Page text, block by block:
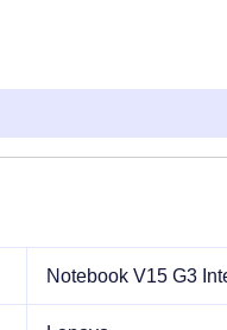
Notebook V15 G3